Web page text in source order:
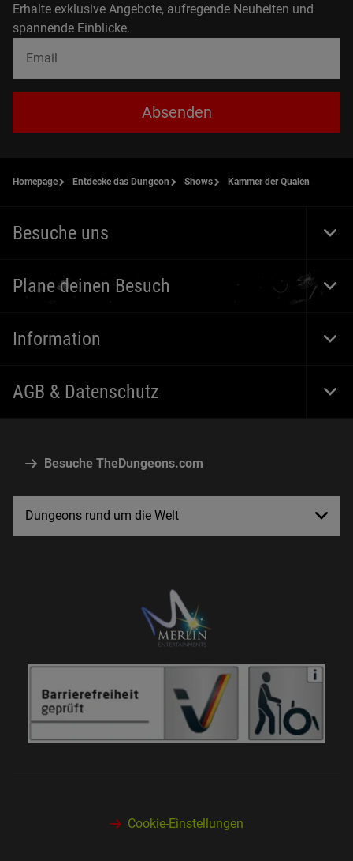
Erhalte exklusive Angebote, aufregende Neuheiten und
spannende Einblicke.
Absenden
Besuche TheDungeons.com
Dungeons rund um die Welt
Homepage Entdecke das Dungeon Shows Kammer der Qualen
Besuche uns
Plane deinen Besuch
Information
AGB & Datenschutz
Cookie-Einstellungen